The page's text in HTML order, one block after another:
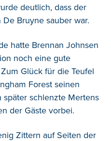
deutlich, dass der
Bruyne sauber war.
hatte Brennan Johnsen
noch eine gute
Glück für die Teufel
Forest seinen
später schlenzte Mertens
der Gäste vorbei.
Zittern auf Seiten der